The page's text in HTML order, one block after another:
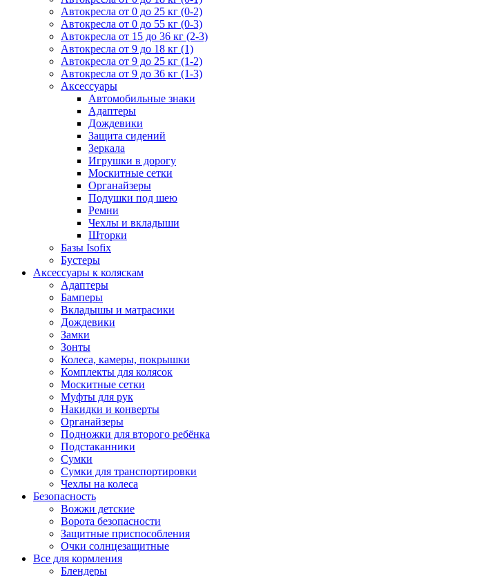
Автокресла от 0 до 25 кг (0-2)
Автокресла от 0 до 55 кг (0-3)
Автокресла от 15 до 36 кг (2-3)
Автокресла от 9 до 18 кг (1)
Автокресла от 9 до 25 кг (1-2)
Автокресла от 9 до 36 кг (1-3)
Аксессуары
Автомобильные знаки
Адаптеры
Дождевики
Защита сидений
Зеркала
Игрушки в дорогу
Москитные сетки
Органайзеры
Подушки под шею
Ремни
Чехлы и вкладыши
Шторки
Базы Isofix
Бустеры
Аксессуары к коляскам
Адаптеры
Бамперы
Вкладышы и матрасики
Дождевики
Замки
Зонты
Колеса, камеры, покрышки
Комплекты для колясок
Москитные сетки
Муфты для рук
Накидки и конверты
Органайзеры
Подножки для второго ребёнка
Подстаканники
Сумки
Сумки для транспортировки
Чехлы на колеса
Безопасность
Вожжи детские
Ворота безопасности
Защитные приспособления
Очки солнцезащитные
Все для кормления
Блендеры